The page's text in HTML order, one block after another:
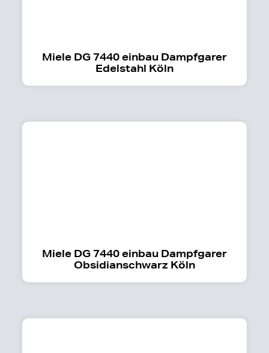
Miele DG 7440 einbau Dampfgarer
Edelstahl Köln
Miele DG 7440 einbau Dampfgarer
Obsidianschwarz Köln